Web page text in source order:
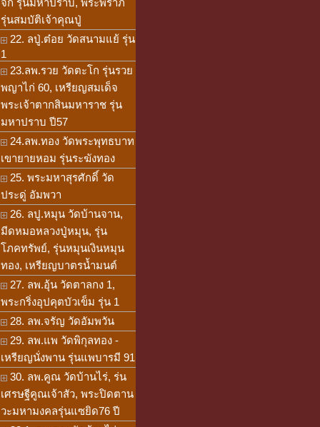
จก รุ่นมหาปราบ, พระพิราภ
รุ่นสมบัติเจ้าคุณปู่
22. ลปู่.ต๋อย วัดสนามแย้ รุ่น
1
23.ลพ.รวย วัดตะโก รุ่นรวย
พญาไก่ 60, เหรียญสมเด็จ
พระเจ้าตากสินมหาราช รุ่น
มหาปราบ ปี57
24.ลพ.ทอง วัดพระพุทธบาท
เขายายหอม รุ่นระฆังทอง
25. พระมหาสุรศักดิ์ วัด
ประดู่ อัมพวา
26. ลปู.หมุน วัดบ้านจาน,
มีดหมอหลวงปู่หมุน, รุ่น
โภคทรัพย์, รุ่นหมุนเงินหมุน
ทอง, เหรียญบาตรน้ำมนต์
27. ลพ.อุ้น วัดตาลกง 1,
พระกริ่งอุปคุตบัวเข็ม รุ่น 1
28. ลพ.จรัญ วัดอัมพวัน
29. ลพ.แพ วัดพิกุลทอง -
เหรียญนั่งพาน รุ่นแพบารมี 91
30. ลพ.คูณ วัดบ้านไร่, ร่น
เศรษฐีคูณเจ้าสัว, พระปิดตาน
วะมหามงคลรุ่นแซยิด76 ปี